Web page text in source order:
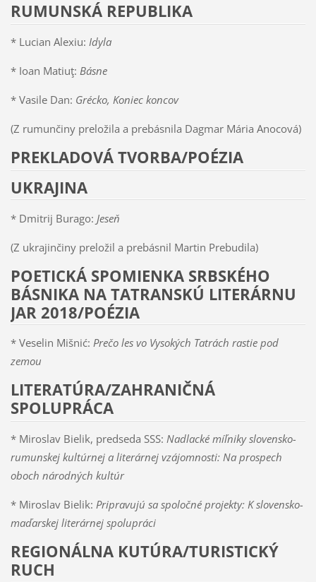
RUMUNSKÁ REPUBLIKA
* Lucian Alexiu: Idyla
* Ioan Matiuţ: Básne
* Vasile Dan: Grécko, Koniec koncov
(Z rumunčiny preložila a prebásnila Dagmar Mária Anocová)
PREKLADOVÁ TVORBA/POÉZIA
UKRAJINA
* Dmitrij Burago: Jeseň
(Z ukrajinčiny preložil a prebásnil Martin Prebudila)
POETICKÁ SPOMIENKA SRBSKÉHO
BÁSNIKA NA TATRANSKÚ LITERÁRNU
JAR 2018/POÉZIA
* Veselin Mišnić: Prečo les vo Vysokých Tatrách rastie pod
zemou
LITERATÚRA/ZAHRANIČNÁ
SPOLUPRÁCA
* Miroslav Bielik, predseda SSS: Nadlacké míľniky slovensko-
rumunskej kultúrnej a literárnej vzájomnosti: Na prospech
oboch národných kultúr
* Miroslav Bielik: Pripravujú sa spoločné projekty: K slovensko-
maďarskej literárnej spolupráci
REGIONÁLNA KUTÚRA/TURISTICKÝ
RUCH